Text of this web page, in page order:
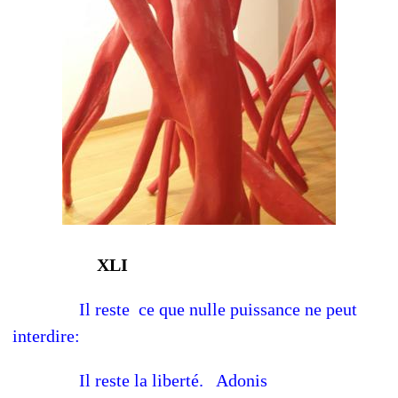
XLI
Il reste ce que nulle puissance ne peut
interdire:
Il reste la liberté. Adonis